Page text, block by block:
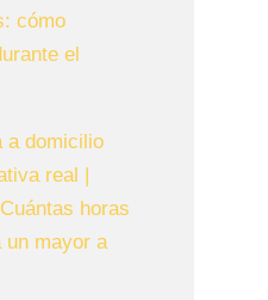
cómo
el
a domicilio
real |
horas
un mayor a